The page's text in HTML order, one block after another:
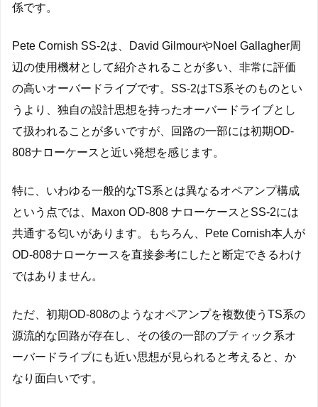
係です。
Pete Cornish SS-2は、David GilmourやNoel Gallagher周
辺の使用機材として紹介されることが多い、非常に評価
の高いオーバードライブです。SS-2はTS系そのものとい
うより、独自の設計思想を持ったオーバードライブとし
て扱われることが多いですが、回路の一部には初期OD-
808ナローケースと近い発想を感じます。
特に、いわゆる一般的なTS系とは異なるオペアンプ構成
という点では、Maxon OD-808 ナローケースとSS-2には
共通する匂いがあります。もちろん、Pete Cornish本人が
OD-808ナローケースを直接参考にしたと断定できるわけ
ではありません。
ただ、初期OD-808のようなオペアンプを複数使うTS系の
源流的な回路が存在し、その後の一部のブティック系オ
ーバードライブにも近い思想が見られると考えると、か
なり面白いです。